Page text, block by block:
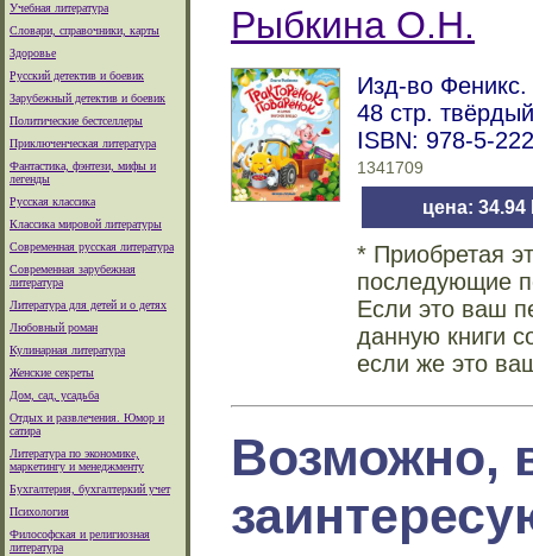
Учебная литература
Словари, справочники, карты
Здоровье
Русский детектив и боевик
Зарубежный детектив и боевик
Политические бестселлеры
Приключенческая литература
Фантастика, фэнтези, мифы и
легенды
Русская классика
Классика мировой литературы
Современная русская литература
Современная зарубежная
литература
Литература для детей и о детях
Любовный роман
Кулинарная литература
Женские секреты
Дом, сад, усадьба
Отдых и развлечения. Юмор и
сатира
Литература по экономике,
маркетингу и менеджменту
Бухгалтерия, бухгалтеркий учет
Психология
Философская и религиозная
литература
Рыбкина О.Н.
Изд-во Феникс.
48 стр.
ISBN: 978-5-
1341709
цена: 34.94
* Приобретая
последующие
Если это ваш
данную книги
если же это
Возможно,